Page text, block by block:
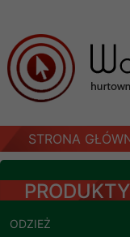
STRONA
PRODUKTY
ODZIEŻ